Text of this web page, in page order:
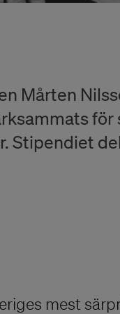
Mårten
för
Stipendiet
mest